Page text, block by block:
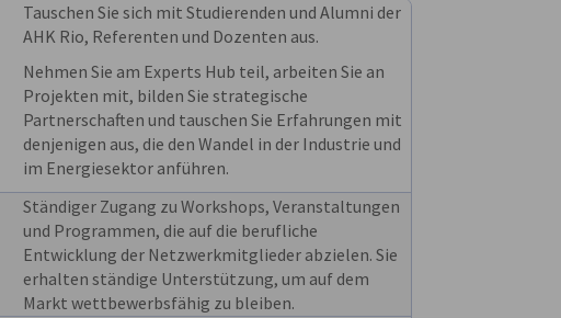
Tauschen Sie sich mit Studierenden und Alumni der
AHK Rio, Referenten und Dozenten aus.
Nehmen Sie am Experts Hub teil, arbeiten Sie an
Projekten mit, bilden Sie strategische
Partnerschaften und tauschen Sie Erfahrungen mit
denjenigen aus, die den Wandel in der Industrie und
im Energiesektor anführen.
Ständiger Zugang zu Workshops, Veranstaltungen
und Programmen, die auf die berufliche
Entwicklung der Netzwerkmitglieder abzielen. Sie
erhalten ständige Unterstützung, um auf dem
Markt wettbewerbsfähig zu bleiben.